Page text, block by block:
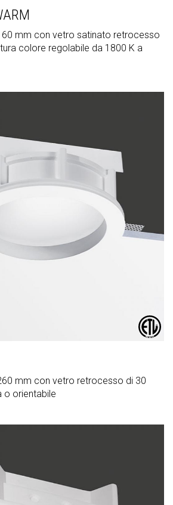
mm con vetro satinato retrocesso
colore regolabile da 1800 K a
mm con vetro retrocesso di 30
o orientabile